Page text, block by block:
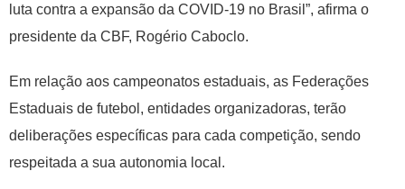
luta contra a expansão da COVID-19 no Brasil”, afirma o
presidente da CBF, Rogério Caboclo.
Em relação aos campeonatos estaduais, as Federações
Estaduais de futebol, entidades organizadoras, terão
deliberações específicas para cada competição, sendo
respeitada a sua autonomia local.